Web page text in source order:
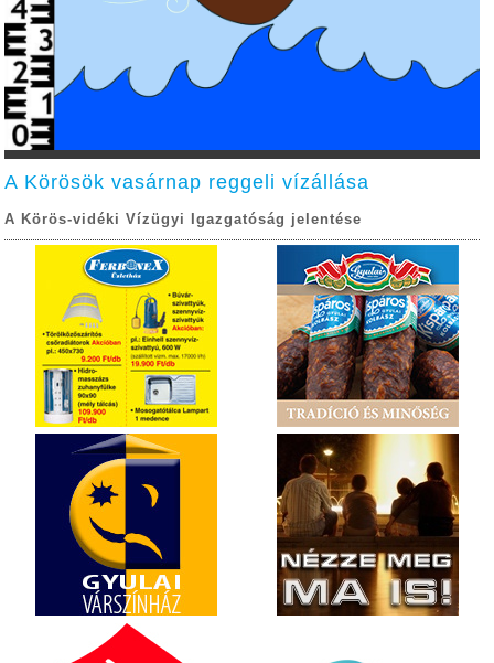
A Körösök vasárnap reggeli vízállása
A Körös-vidéki Vízügyi Igazgatóság jelentése